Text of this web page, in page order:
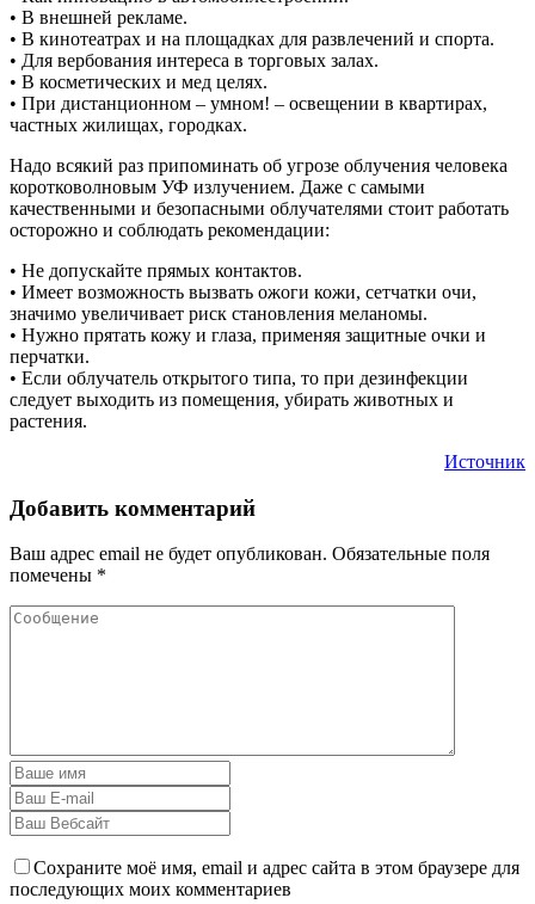
• В внешней рекламе.
• В кинотеатрах и на площадках для развлечений и спорта.
• Для вербования интереса в торговых залах.
• В косметических и мед целях.
• При дистанционном – умном! – освещении в квартирах,
частных жилищах, городках.
Надо всякий раз припоминать об угрозе облучения человека
коротковолновым УФ излучением. Даже с самыми
качественными и безопасными облучателями стоит работать
осторожно и соблюдать рекомендации:
• Не допускайте прямых контактов.
• Имеет возможность вызвать ожоги кожи, сетчатки очи,
значимо увеличивает риск становления меланомы.
• Нужно прятать кожу и глаза, применяя защитные очки и
перчатки.
• Если облучатель открытого типа, то при дезинфекции
следует выходить из помещения, убирать животных и
растения.
Источник
Добавить комментарий
Ваш адрес email не будет опубликован. Обязательные поля
помечены *
Сохраните моё имя, email и адрес сайта в этом браузере для
последующих моих комментариев